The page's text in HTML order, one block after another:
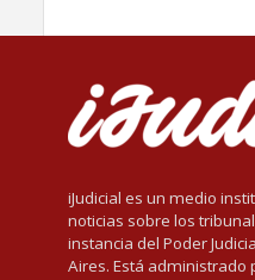
iJudicial es un medio
noticias sobre los
instancia del Poder
Aires. Está administrado